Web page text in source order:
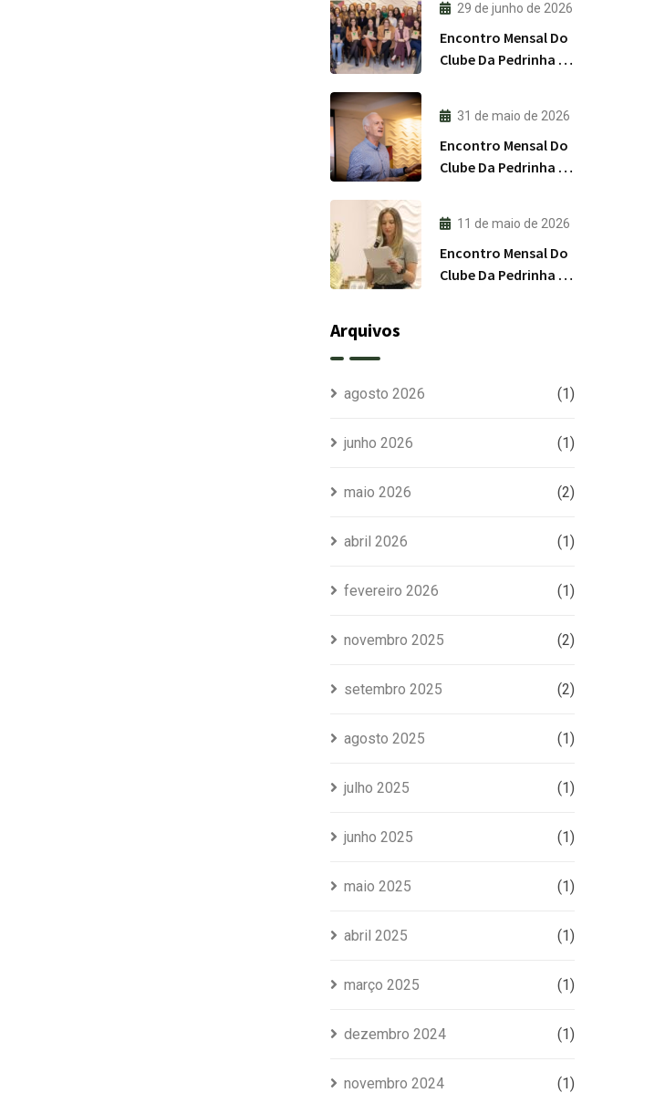
29 de junho de 2026
Encontro Mensal Do
Clube Da Pedrinha RS
31 de maio de 2026
Encontro Mensal Do
Clube Da Pedrinha RS
11 de maio de 2026
Encontro Mensal Do
Clube Da Pedrinha RS
Arquivos
agosto 2026 (1)
junho 2026 (1)
maio 2026 (2)
abril 2026 (1)
fevereiro 2026 (1)
novembro 2025 (2)
setembro 2025 (2)
agosto 2025 (1)
julho 2025 (1)
junho 2025 (1)
maio 2025 (1)
abril 2025 (1)
março 2025 (1)
dezembro 2024 (1)
novembro 2024 (1)